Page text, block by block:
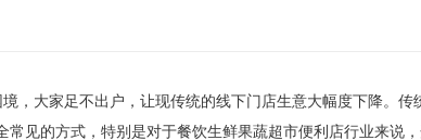
，大家足不出户，让现传统的线下门店生意大幅度下降。
见的方式，特别是对于餐饮生鲜果蔬超市便利店行业来说